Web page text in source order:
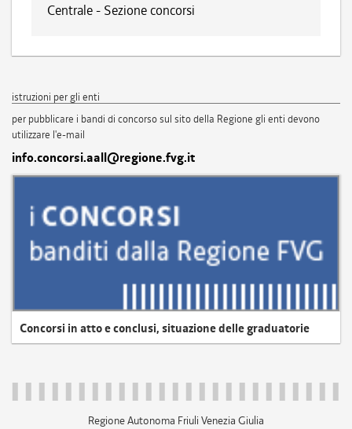
Centrale - Sezione concorsi
istruzioni per gli enti
per pubblicare i bandi di concorso sul sito della Regione gli enti devono
utilizzare l'e-mail
info.concorsi.aall@regione.fvg.it
Concorsi in atto e conclusi, situazione delle graduatorie
Regione Autonoma Friuli Venezia Giulia